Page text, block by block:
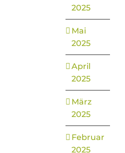
2025
Mai
2025
April
2025
März
2025
Februar
2025